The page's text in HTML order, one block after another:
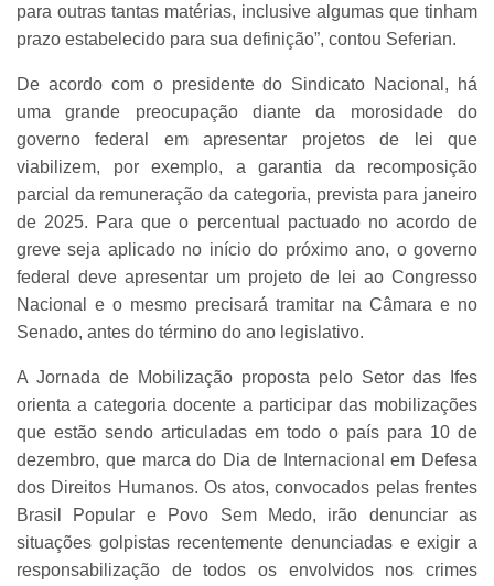
para outras tantas matérias, inclusive algumas que tinham
prazo estabelecido para sua definição”, contou Seferian.
De acordo com o presidente do Sindicato Nacional, há
uma grande preocupação diante da morosidade do
governo federal em apresentar projetos de lei que
viabilizem, por exemplo, a garantia da recomposição
parcial da remuneração da categoria, prevista para janeiro
de 2025. Para que o percentual pactuado no acordo de
greve seja aplicado no início do próximo ano, o governo
federal deve apresentar um projeto de lei ao Congresso
Nacional e o mesmo precisará tramitar na Câmara e no
Senado, antes do término do ano legislativo.
A Jornada de Mobilização proposta pelo Setor das Ifes
orienta a categoria docente a participar das mobilizações
que estão sendo articuladas em todo o país para 10 de
dezembro, que marca do Dia de Internacional em Defesa
dos Direitos Humanos. Os atos, convocados pelas frentes
Brasil Popular e Povo Sem Medo, irão denunciar as
situações golpistas recentemente denunciadas e exigir a
responsabilização de todos os envolvidos nos crimes